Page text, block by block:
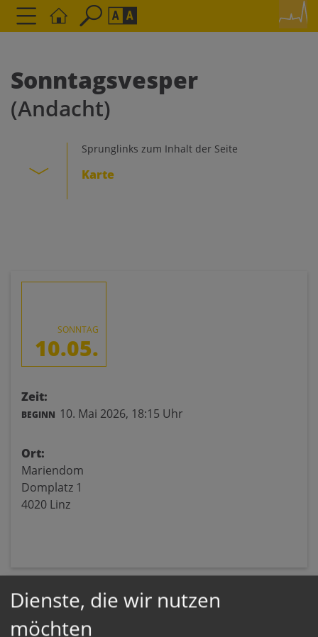
AAA
Kontrasteinstellungen
A
Sonntagsvesper
(Andacht)
Sprunglinks zum Inhalt der Seite
Karte
SONNTAG
10.05.
Zeit:
BEGINN 10. Mai 2026, 18:15 Uhr
Ort:
Mariendom
Domplatz 1
4020 Linz
Dienste, die wir nutzen
möchten